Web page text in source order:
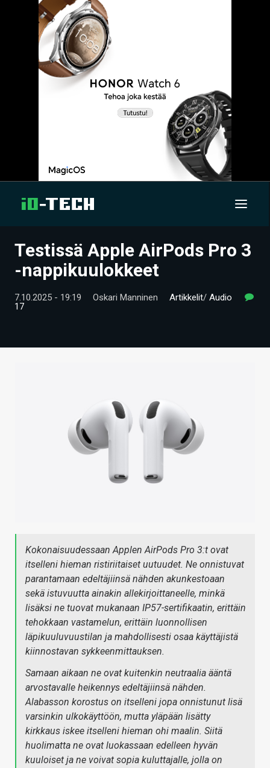
UUTISET
VIDEOT
Testissä Apple AirPods Pro 3
-nappikuulokkeet
7.10.2025 - 19:19 Oskari Manninen Artikkelit/ Audio
17
Kokonaisuudessaan Applen AirPods Pro 3:t ovat
itselleni hieman ristiriitaiset uutuudet. Ne onnistuvat
parantamaan edeltäjiinsä nähden akunkestoaan
sekä istuvuutta ainakin allekirjoittaneelle, minkä
lisäksi ne tuovat mukanaan IP57-sertifikaatin, erittäin
tehokkaan vastamelun, erittäin luonnollisen
läpikuuluvuustilan ja mahdollisesti osaa käyttäjistä
kiinnostavan sykkeenmittauksen.
Samaan aikaan ne ovat kuitenkin neutraalia ääntä
arvostavalle heikennys edeltäjiinsä nähden.
Alabasson korostus on itselleni jopa onnistunut lisä
varsinkin ulkokäyttöön, mutta yläpään lisätty
kirkkaus iskee itselleni hieman ohi maalin. Siitä
huolimatta ne ovat luokassaan edelleen hyvän
kuuloiset ja ne voivat sopia kuluttajalle, jolla on